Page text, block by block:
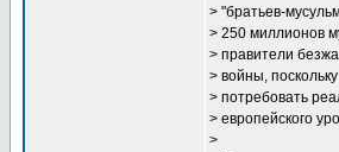
> "братьев-
> 250 миллионов
> правители
> войны,
> потребовать
> европейского
>